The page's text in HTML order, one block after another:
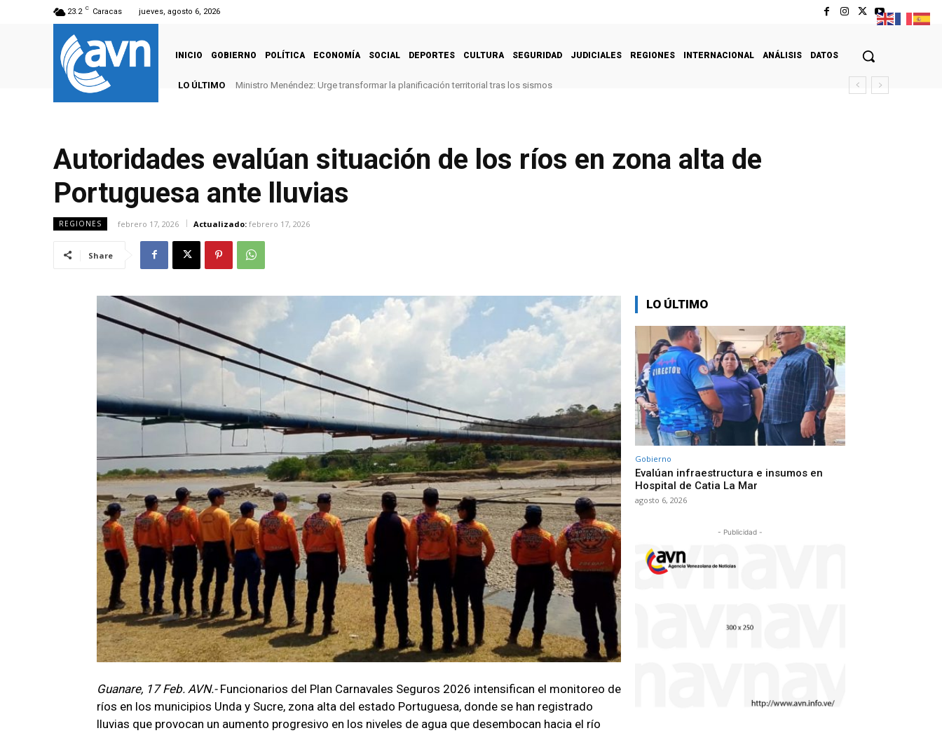
23.2 C Caracas jueves, agosto 6, 2026
INICIO GOBIERNO POLÍTICA ECONOMÍA SOCIAL DEPORTES CULTURA SEGURIDAD JUDICIALES REGIONES INTERNACIONAL ANÁLISIS DATOS
LO ÚLTIMO Ministro Menéndez: Urge transformar la planificación territorial tras los sismos
Autoridades evalúan situación de los ríos en zona alta de
Portuguesa ante lluvias
REGIONES febrero 17, 2026 Actualizado: febrero 17, 2026
Share
Guanare, 17 Feb. AVN.- Funcionarios del Plan Carnavales Seguros 2026 intensifican el monitoreo de
ríos en los municipios Unda y Sucre, zona alta del estado Portuguesa, donde se han registrado
lluvias que provocan un aumento progresivo en los niveles de agua que desembocan hacia el río
LO ÚLTIMO
Gobierno
Evalúan infraestructura e insumos en
Hospital de Catia La Mar
agosto 6, 2026
- Publicidad -